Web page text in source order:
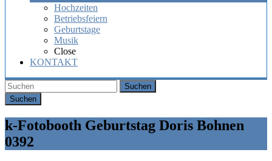
Geburtstag
oder
Firmenfeier.
Hochzeiten
Betriebsfeiern
Geburtstage
Musik
Close
KONTAKT
Suchen
k-Fotobooth Geburtstag Doris Bohnen
0392